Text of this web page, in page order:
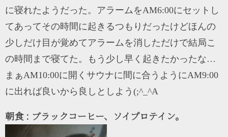
に寝れたようだった。アラームをAM6:00にセットし
てあってその時間に起きるつもりだったけどほんの
少しだけ目が覚めてアラームを消しただけで結局こ
の時間まで寝てた。もう少し早く起きたかったな…
まぁAM10:00に開くサウナに間に合うようにAM9:00
に出れば良いから良しとしよう(;^_^A
朝食 : ブラックコーヒー、ソイプロテイン。